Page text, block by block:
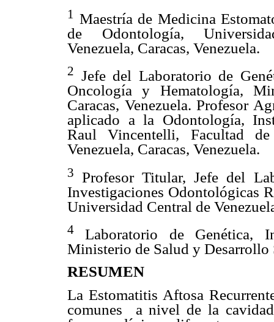
1 Maestría de Medicina
de Odontología,
Venezuela, Caracas, Venezuela.
2 Jefe del Laboratorio de
Oncología y Hematología,
Caracas, Venezuela. Profesor
aplicado a la Odontología,
Raul Vincentelli, Facultad
Venezuela, Caracas, Venezuela.
3
Profesor Titular, Jefe del
Investigaciones Odontológicas
Universidad Central de
4
Laboratorio de Genética,
Ministerio de Salud y Desarrollo
RESUMEN
La Estomatitis Aftosa
comunes
a nivel de la